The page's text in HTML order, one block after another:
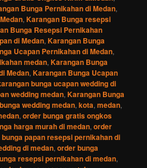
Bunga Pernikahan di Medan,
,Karangan Bunga resepsi
Bunga Resepsi Pernikahan
di Medan,Karangan Bunga
Ucapan Pernikahan di Medan,
medan,Karangan Bunga
Medan,Karangan Bunga Ucapan
bunga ucapan wedding di
wedding medan,Karangan Bunga
wedding medan,kota,medan,
,order bunga gratis ongkos
harga murah di medan,order
papan resepsi pernikahan di
di medan,order bunga
resepsi pernikahan di medan,